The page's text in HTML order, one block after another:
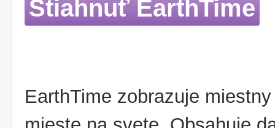
Stiahnuť EarthTime
EarthTime zobrazuje